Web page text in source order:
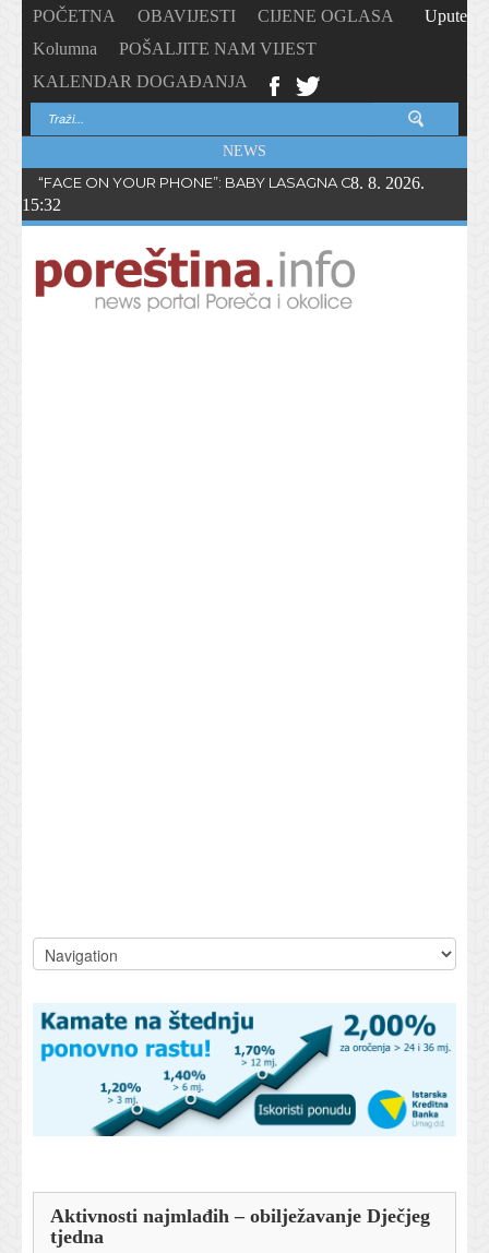
POČETNA OBAVIJESTI
CIJENE OGLASA
Kolumna
POŠALJITE NAM VIJEST
KALENDAR DOGAĐANJA
Upute
NEWS
“FACE ON YOUR PHONE”: BABY LASAGNA OBJAVIO NOVI
8. 8. 2026.
15:32
Aktivnosti najmlađih – obilježavanje Dječjeg
tjedna